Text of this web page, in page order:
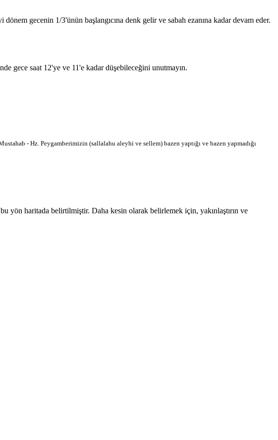
gecenin 1/3'ünün başlangıcına denk gelir ve sabah ezanına kadar devam eder.
gece saat 12'ye ve 11'e kadar düşebileceğini unutmayın.
- Hz. Peygamberimizin (sallalahu aleyhi ve sellem) bazen yaptığı ve bazen yapmadığı
yön haritada belirtilmiştir. Daha kesin olarak belirlemek için, yakınlaştırın ve